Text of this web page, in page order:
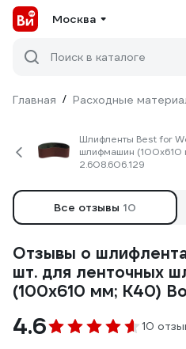
Москва
Поиск в каталоге
Главная / Расходные
Шлифленты Best for
шлифмашин (100х610
2.608.606.129
Все отзывы 10
Отзывы о
шт. для ленточных
(100х610 мм; К40)
4.6 10